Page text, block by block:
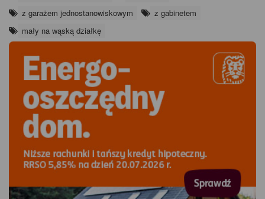
z garażem jednostanowiskowym
z gabinetem
mały na wąską działkę